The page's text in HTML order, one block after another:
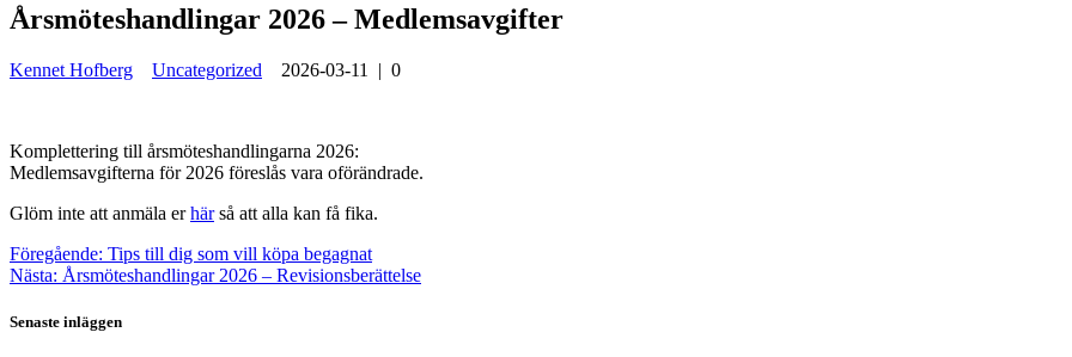
Årsmöteshandlingar 2026 – Medlemsavgifter
Kennet Hofberg Uncategorized 2026-03-11 | 0
Komplettering till årsmöteshandlingarna 2026:
Medlemsavgifterna för 2026 föreslås vara oförändrade.
Glöm inte att anmäla erhärså att alla kan få fika.
Inläggsnavigering
Föregående: Föregående
inlägg:
Tips till dig som vill köpa begagnat
Nästa: Nästa
Årsmöteshandlingar 2026 – Revisionsberättelse
Senaste inläggen